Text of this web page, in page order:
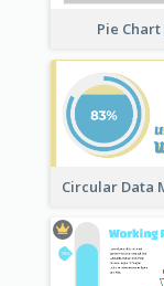
Pie Chart